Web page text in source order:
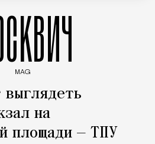
MAG
выглядеть
на
площади — ТПУ